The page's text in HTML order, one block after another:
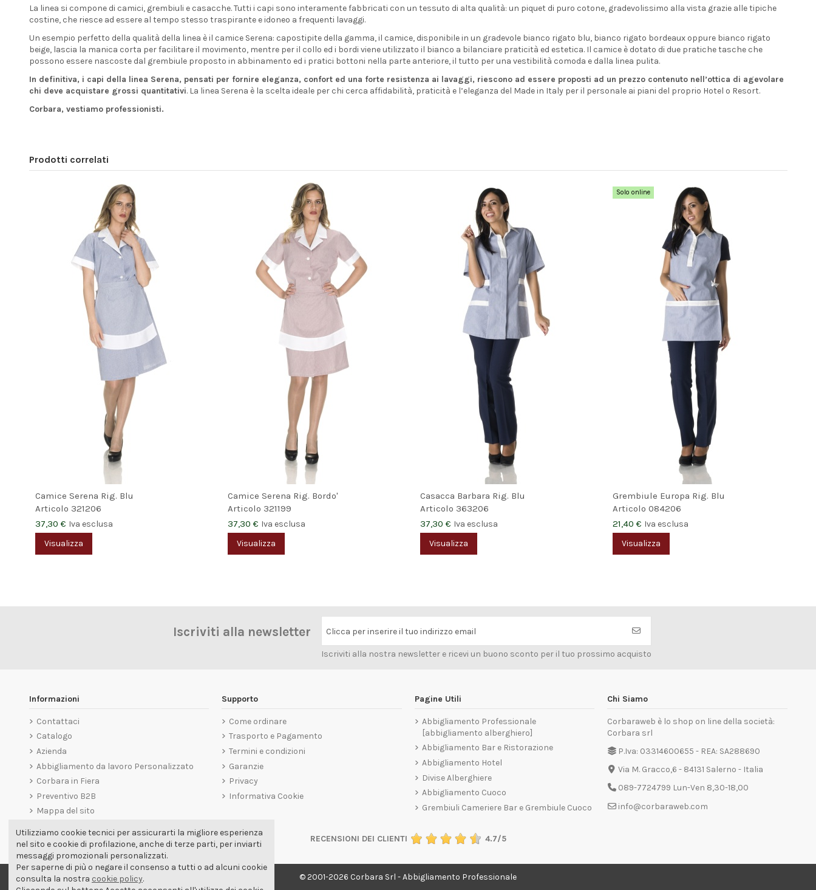
La linea si compone di camici, grembiuli e casacche. Tutti i capi sono interamente fabbricati con un tessuto di alta qualità: un piquet di puro cotone, gradevolissimo alla vista grazie alle tipiche
costine, che riesce ad essere al tempo stesso traspirante e idoneo a frequenti lavaggi.
Un esempio perfetto della qualità della linea è il camice Serena: capostipite della gamma, il camice, disponibile in un gradevole bianco rigato blu, bianco rigato bordeaux oppure bianco rigato
beige, lascia la manica corta per facilitare il movimento, mentre per il collo ed i bordi viene utilizzato il bianco a bilanciare praticità ed estetica. Il camice è dotato di due pratiche tasche che
possono essere nascoste dal grembiule proposto in abbinamento ed i pratici bottoni nella parte anteriore, il tutto per una vestibilità comoda e dalla linea pulita.
In definitiva, i capi della linea Serena, pensati per fornire eleganza, confort ed una forte resistenza ai lavaggi, riescono ad essere proposti ad un prezzo contenuto nell’ottica di agevolare
chi deve acquistare grossi quantitativi. La linea Serena è la scelta ideale per chi cerca affidabilità, praticità e l’eleganza del Made in Italy per il personale ai piani del proprio Hotel o Resort.
Corbara, vestiamo professionisti.
Prodotti correlati
Camice Serena Rig. Blu
Articolo 321206
37,30 € Iva esclusa
Visualizza
Camice Serena Rig. Bordo'
Articolo 321199
37,30 € Iva esclusa
Visualizza
Casacca Barbara Rig. Blu
Articolo 363206
37,30 € Iva esclusa
Visualizza
Solo online
Grembiule Europa Rig. Blu
Articolo084206
21,40 € Iva esclusa
Visualizza
Iscriviti alla newsletter Clicca per inserire il tuo indirizzo email
Iscriviti alla nostra newsletter e ricevi un buono sconto per il tuo prossimo acquisto
Informazioni
Contattaci
Catalogo
Azienda
Abbigliamento da lavoro Personalizzato
Corbara in Fiera
Preventivo B2B
Mappa del sito
Supporto
Come ordinare
Trasporto e Pagamento
Termini e condizioni
Garanzie
Privacy
Informativa Cookie
Pagine Utili
Abbigliamento Professionale
[abbigliamento alberghiero]
Abbigliamento Bar e Ristorazione
Abbigliamento Hotel
Divise Alberghiere
Abbigliamento Cuoco
Grembiuli Cameriere Bar e Grembiule Cuoco
Chi Siamo
Corbaraweb è lo shop on line della società:
Corbara srl
P.Iva: 03314600655 - REA: SA288690
Via M. Gracco,6 - 84131 Salerno - Italia
089-7724799 Lun-Ven 8,30-18,00
info@corbaraweb.com
RECENSIONI DEI CLIENTI 4.7/5
© 2001-2026 Corbara Srl - Abbigliamento Professionale
Utilizziamo cookie tecnici per assicurarti la migliore esperienza
nel sito e cookie di profilazione, anche di terze parti, per inviarti
messaggi promozionali personalizzati.
Per saperne di più o negare il consenso a tutti o ad alcuni cookie
consulta la nostra cookie policy.